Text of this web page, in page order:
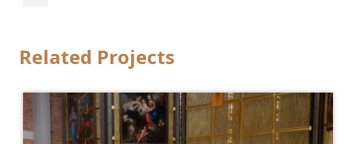
Related Projects